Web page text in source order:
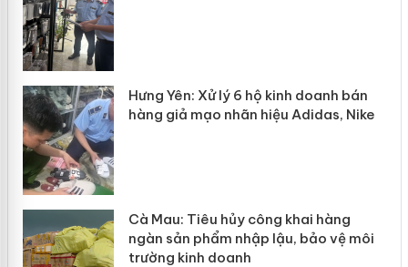
Hưng Yên: Xử lý 6 hộ kinh doanh bán
hàng giả mạo nhãn hiệu Adidas, Nike
Cà Mau: Tiêu hủy công khai hàng
ngàn sản phẩm nhập lậu, bảo vệ môi
trường kinh doanh